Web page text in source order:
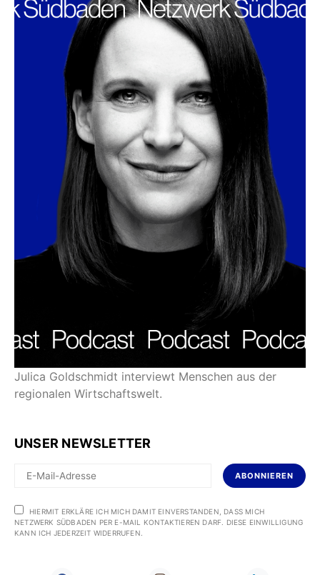
Julica Goldschmidt interviewt Menschen aus der
regionalen Wirtschaftswelt.
UNSER NEWSLETTER
ABONNIEREN
HIERMIT ERKLÄRE ICH MICH DAMIT EINVERSTANDEN, DASS MICH
NETZWERK SÜDBADEN PER E-MAIL KONTAKTIEREN DARF. DIESE EINWILLIGUNG
KANN ICH JEDERZEIT WIDERRUFEN.